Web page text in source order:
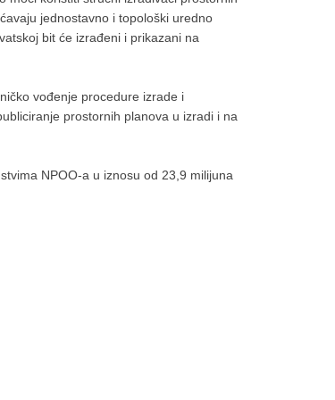
jednostavno i topološki uredno
bit će izrađeni i prikazani na
vođenje procedure izrade i
prostornih planova u izradi i na
NPOO-a u iznosu od 23,9 milijuna